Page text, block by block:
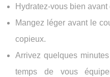
Hydratez-vous bien
Mangez léger avant le
copieux.
Arrivez quelques
temps de vous